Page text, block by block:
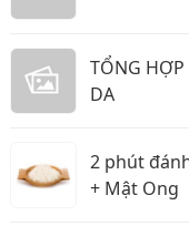
TỔNG
DA
2 phút
+ Mật Ong